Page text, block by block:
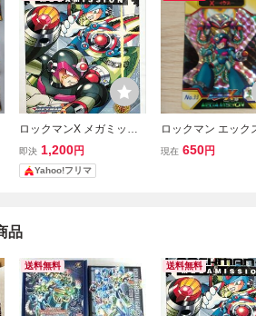
ロックマンX メガミッシ
ョン ジャンボカードダス
Ｎｏ．3
即決 1,200円
Yahoo!フリマ
ロックマン エッ
メガミッション
現在 650円
品
送料無料 送料無料